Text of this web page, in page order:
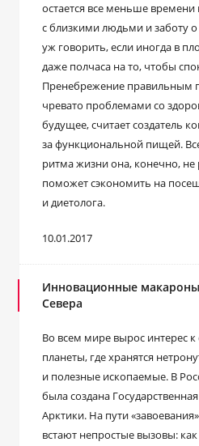
остается все меньше
с близкими людьми и заботу
уж говорить, если иногда в
даже полчаса на то, чтобы
Пренебрежение правильным
чревато проблемами со
будущее, считает создатель
за функциональной пищей.
ритма жизни она, конечно,
поможет сэкономить на
и диетолога.
10.01.2017
Инновационные
Севера
Во всем мире вырос интерес
планеты, где хранятся
и полезные ископаемые. В
была создана
Арктики. На пути
встают непростые вызовы: